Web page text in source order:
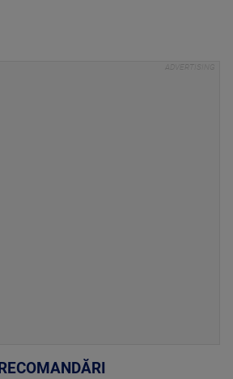
RECOMANDĂRI